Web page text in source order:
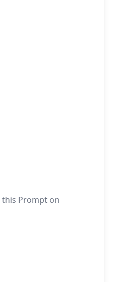
this Prompt on